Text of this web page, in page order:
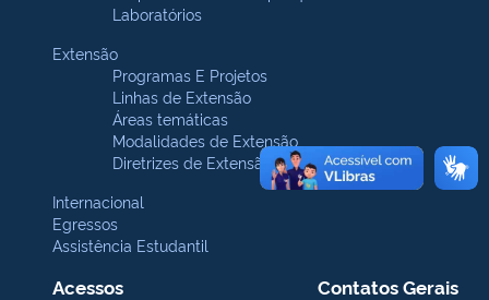
Laboratórios
Extensão
Programas E Projetos
Linhas de Extensão
Áreas temáticas
Modalidades de Extensão
Diretrizes de Extensão
Internacional
Egressos
Assistência Estudantil
Acessos Contatos Gerais